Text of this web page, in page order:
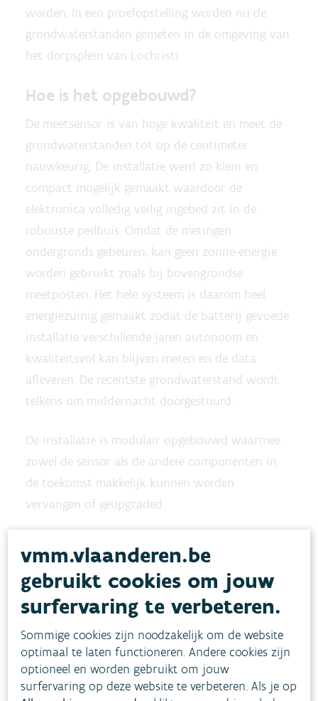
worden. In een proefopstelling worden nu de
grondwaterstanden gemeten in de omgeving van
het dorpsplein van Lochristi.
Hoe is het opgebouwd?
De meetsensor is van hoge kwaliteit en meet de
grondwaterstanden tot op de centimeter
nauwkeurig. De installatie werd zo klein en
compact mogelijk gemaakt waardoor de
elektronica volledig veilig ingebed zit in de
robuuste peilbuis. Omdat de metingen
ondergronds gebeuren, kan geen zonne-energie
worden gebruikt zoals bij bovengrondse
meetposten. Het hele systeem is daarom heel
energiezuinig gemaakt zodat de batterij gevoede
installatie verschillende jaren autonoom en
kwaliteitsvol kan blijven meten en de data
afleveren. De recentste grondwaterstand wordt
telkens om middernacht doorgestuurd.
De installatie is modulair opgebouwd waarmee
zowel de sensor als de andere componenten in
de toekomst makkelijk kunnen worden
vervangen of geüpgraded.
Open data via een cloud-platform
De data worden door de inzet van de jongste
‘Narrow Band’ (LTE-M) communicatietechnologie
verbonden met een dataplatform in de cloud. De
gegevens worden daar tijdelijk gearchiveerd en
stromen door naar dewaterinfo
.be
dataomgeving van de VMM.
vmm.vlaanderen.be
gebruikt cookies om jouw
surfervaring te verbeteren.
Sommige cookies zijn noodzakelijk om de website
optimaal te laten functioneren. Andere cookies zijn
optioneel en worden gebruikt om jouw
surfervaring op deze website te verbeteren. Als je op